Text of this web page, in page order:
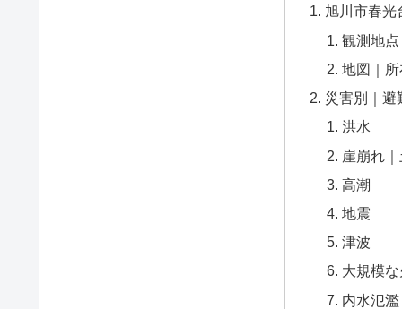
旭川市春光
観測地点
地図｜
災害別｜避
洪水
崖崩れ
高潮
地震
津波
大規模
内水氾濫